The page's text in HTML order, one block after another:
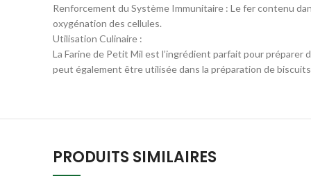
Renforcement du Système Immunitaire : Le fer contenu
oxygénation des cellules.
Utilisation Culinaire :
La Farine de Petit Mil est l’ingrédient parfait pour préparer
peut également être utilisée dans la préparation de
PRODUITS SIMILAIRES